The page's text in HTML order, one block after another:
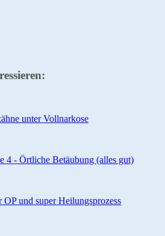
unter Vollnarkose
4 - Örtliche Betäubung (alles gut)
und super Heilungsprozess